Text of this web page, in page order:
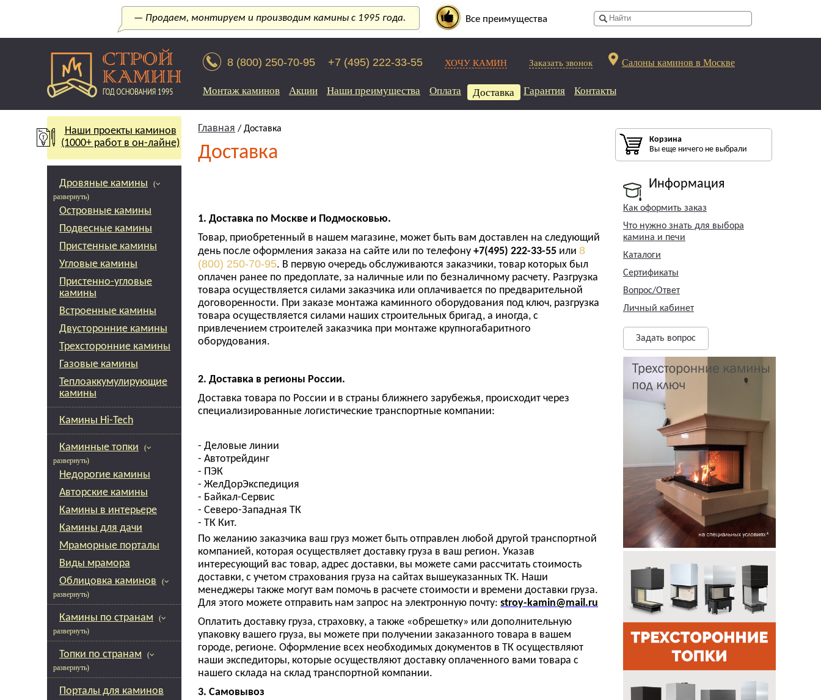
— Продаем, монтируем и производим камины с 1995 года. Все преимущества
8 (800) 250-70-95 +7 (495) 222-33-55 ХОЧУ КАМИН Заказать звонок Салоны каминов в Москве
Монтаж каминов Акции Наши преимущества Оплата Доставка Гарантия Контакты
Наши проекты каминов
(1000+ работ в он-лайне)
Дровяные камины
(
развернуть)
Островные камины
Подвесные камины
Пристенные камины
Угловые камины
Пристенно-угловые
камины
Встроенные камины
Двусторонние камины
Трехсторонние камины
Газовые камины
Теплоаккумулирующие
камины
Камины Hi-Tech
Каминные топки
(
развернуть)
Недорогие камины
Авторские камины
Камины в интерьере
Камины для дачи
Мраморные порталы
Виды мрамора
Облицовка каминов
(
развернуть)
Камины по странам
(
развернуть)
Топки по странам
(
развернуть)
Порталы для каминов
Главная / Доставка
Доставка
1. Доставка по Москве и Подмосковью.
Товар, приобретенный в нашем магазине, может быть вам доставлен на следующий
день после оформления заказа на сайте или по телефону+7(495) 222-33-55 или8
(800) 250-70-95. В первую очередь обслуживаются заказчики, товар которых был
оплачен ранее по предоплате, за наличные или по безналичному расчету. Разгрузка
товара осуществляется силами заказчика или оплачивается по предварительной
договоренности. При заказе монтажа каминного оборудования под ключ, разгрузка
товара осуществляется силами наших строительных бригад, а иногда, с
привлечением строителей заказчика при монтаже крупногабаритного
оборудования.
2. Доставка в регионы России.
Доставка товара по России и в страны ближнего зарубежья, происходит через
специализированные логистические транспортные компании:
- Деловые линии
- Автотрейдинг
- ПЭК
- ЖелДорЭкспедиция
- Байкал-Сервис
- Северо-Западная ТК
- ТК Кит.
По желанию заказчика ваш груз может быть отправлен любой другой транспортной
компанией, которая осуществляет доставку груза в ваш регион. Указав
интересующий вас товар, адрес доставки, вы можете сами рассчитать стоимость
доставки, с учетом страхования груза на сайтах вышеуказанных ТК. Наши
менеджеры также могут вам помочь в расчете стоимости и времени доставки груза.
Для этого можете отправить нам запрос на электронную почту:stroy-kamin@mail.ru
Оплатить доставку груза, страховку, а также «обрешетку» или дополнительную
упаковку вашего груза, вы можете при получении заказанного товара в вашем
городе, регионе. Оформление всех необходимых документов в ТК осуществляют
наши экспедиторы, которые осуществляют доставку оплаченного вами товара с
нашего склада на склад транспортной компании.
3. Самовывоз
Корзина
Вы еще ничего не выбрали
Информация
Как оформить заказ
Что нужно знать для выбора
камина и печи
Каталоги
Сертификаты
Вопрос/Ответ
Личный кабинет
Задать вопрос